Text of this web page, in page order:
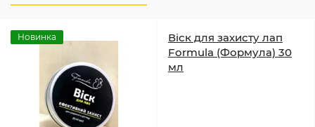
Новинка
Віск для захисту лап
Formula (Формула) 30
мл